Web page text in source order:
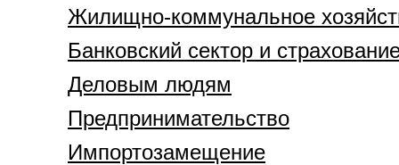
Жилищно-коммунальное
Банковский сектор и
Деловым людям
Предпринимательство
Импортозамещение